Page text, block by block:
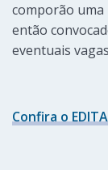
comporão uma
então
eventuais
Confira o